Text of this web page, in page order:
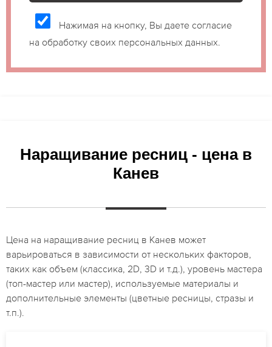
Нажимая на кнопку, Вы даете согласие
на обработку своих персональных данных.
Наращивание ресниц - цена в
Канев
Цена на наращивание ресниц в Канев может
варьироваться в зависимости от нескольких факторов,
таких как объем (классика, 2D, 3D и т.д.), уровень мастера
(топ-мастер или мастер), используемые материалы и
дополнительные элементы (цветные ресницы, стразы и
т.п.).